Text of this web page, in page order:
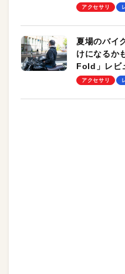
ーも
アクセサリ
夏場のバイ
けになるか
Fold」レビ
却プレート
アクセサリ